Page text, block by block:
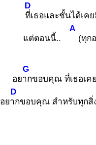
ที่เ
D
ธอและชั้นได้เค
แต่ตอนนี้..
A
(ทุก
อยาก
G
ขอบคุณ ที่เธอเค
อยาก
D
ขอบคุณ สำหรับทุกสิ่